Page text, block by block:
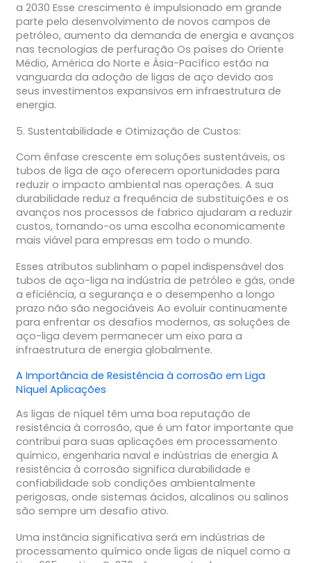
a 2030 Esse crescimento é impulsionado em grande
parte pelo desenvolvimento de novos campos de
petróleo, aumento da demanda de energia e avanços
nas tecnologias de perfuração Os países do Oriente
Médio, América do Norte e Ásia-Pacífico estão na
vanguarda da adoção de ligas de aço devido aos
seus investimentos expansivos em infraestrutura de
energia.
5. Sustentabilidade e Otimização de Custos:
Com ênfase crescente em soluções sustentáveis, os
tubos de liga de aço oferecem oportunidades para
reduzir o impacto ambiental nas operações. A sua
durabilidade reduz a frequência de substituições e os
avanços nos processos de fabrico ajudaram a reduzir
custos, tornando-os uma escolha economicamente
mais viável para empresas em todo o mundo.
Esses atributos sublinham o papel indispensável dos
tubos de aço-liga na indústria de petróleo e gás, onde
a eficiência, a segurança e o desempenho a longo
prazo não são negociáveis Ao evoluir continuamente
para enfrentar os desafios modernos, as soluções de
aço-liga devem permanecer um eixo para a
infraestrutura de energia globalmente.
A Importância de Resistência à corrosão em Liga
Níquel Aplicações
As ligas de níquel têm uma boa reputação de
resistência à corrosão, que é um fator importante que
contribui para suas aplicações em processamento
químico, engenharia naval e indústrias de energia A
resistência à corrosão significa durabilidade e
confiabilidade sob condições ambientalmente
perigosas, onde sistemas ácidos, alcalinos ou salinos
são sempre um desafio ativo.
Uma instância significativa será em indústrias de
processamento químico onde ligas de níquel como a